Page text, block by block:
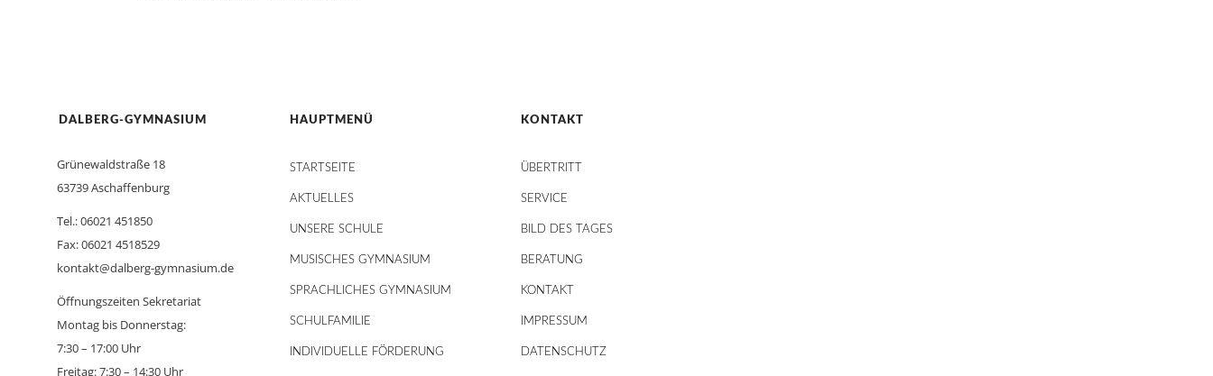
DALBERG-GYMNASIUM
Grünewaldstraße 18
63739 Aschaffenburg
Tel.: 06021 451850
Fax: 06021 4518529
kontakt@dalberg-gymnasium.de
Öffnungszeiten Sekretariat
Montag bis Donnerstag:
7:30 – 17:00 Uhr
Freitag: 7:30 – 14:30 Uhr
HAUPTMENÜ
STARTSEITE
AKTUELLES
UNSERE SCHULE
MUSISCHES GYMNASIUM
SPRACHLICHES GYMNASIUM
SCHULFAMILIE
INDIVIDUELLE FÖRDERUNG
KONTAKT
ÜBERTRITT
SERVICE
BILD DES TAGES
BERATUNG
KONTAKT
IMPRESSUM
DATENSCHUTZ